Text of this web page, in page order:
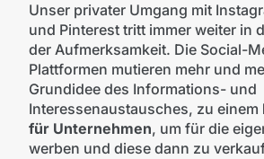
Unser privater Umgang mit
und Pinterest tritt immer weiter in
der Aufmerksamkeit. Die Social-
Plattformen mutieren mehr und
Grundidee des Informations- und
Interessenaustausches, zu einem
für Unternehmen, um für die
werben und diese dann zu